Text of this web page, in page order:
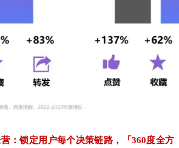
：锁定用户每个决策链路，「360度全方